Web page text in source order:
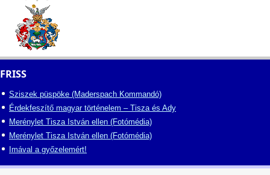
FRISS
Sziszek püspöke (Maderspach Kommandó)
Érdekfeszítő magyar történelem – Tisza és Ady
Merénylet Tisza István ellen (Fotómédia)
Merénylet Tisza István ellen (Fotómédia)
Imával a győzelemért!